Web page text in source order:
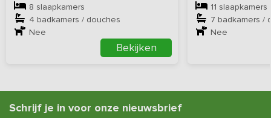
8 slaapkamers
4 badkamers / douches
Nee
Bekijken
11 slaapkamers
7 badkamers /
Nee
Schrijf je in voor onze nieuwsbrief